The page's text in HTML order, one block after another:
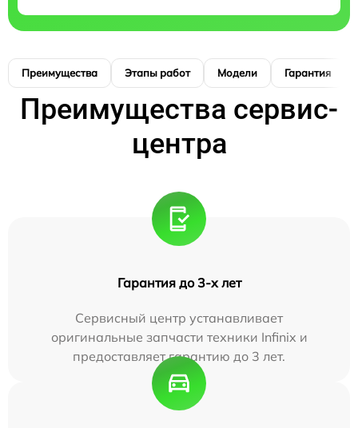
Преимущества Этапы работ Модели Гарантия
Преимущества сервис-
центра
Гарантия до 3-х лет
Сервисный центр устанавливает
оригинальные запчасти техники Infinix и
предоставляет гарантию до 3 лет.